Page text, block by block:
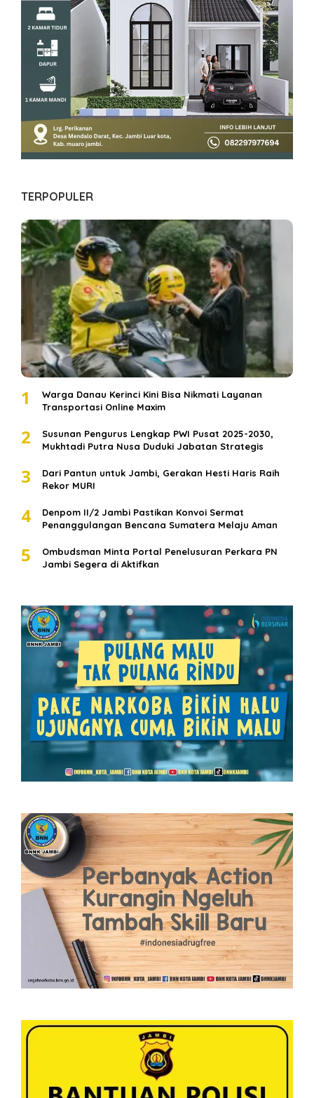
TERPOPULER
1
Warga Danau Kerinci Kini Bisa Nikmati Layanan
Transportasi Online Maxim
2
Susunan Pengurus Lengkap PWI Pusat 2025-2030,
Mukhtadi Putra Nusa Duduki Jabatan Strategis
3
Dari Pantun untuk Jambi, Gerakan Hesti Haris Raih
Rekor MURI
4
Denpom II/2 Jambi Pastikan Konvoi Sermat
Penanggulangan Bencana Sumatera Melaju Aman
5
Ombudsman Minta Portal Penelusuran Perkara PN
Jambi Segera di Aktifkan